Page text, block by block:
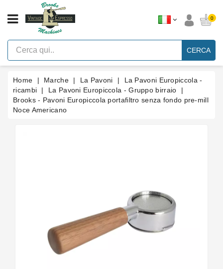
CATEGORIA
Macchine
Per
Caffè
Espresso
Leva
Vintage
Macchina
Per
Personalizzate
0
CERCA
Home Marche La Pavoni
La Pavoni Europiccola -
ricambi
La Pavoni Europiccola - Gruppo birraio
Brooks - Pavoni Europiccola portafiltro senza fondo pre-mill
Noce Americano